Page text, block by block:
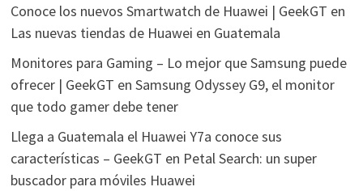
Conoce los nuevos Smartwatch de Huawei | GeekGT en
Las nuevas tiendas de Huawei en Guatemala
Monitores para Gaming – Lo mejor que Samsung puede
ofrecer | GeekGT en Samsung Odyssey G9, el monitor
que todo gamer debe tener
Llega a Guatemala el Huawei Y7a conoce sus
características – GeekGT en Petal Search: un super
buscador para móviles Huawei